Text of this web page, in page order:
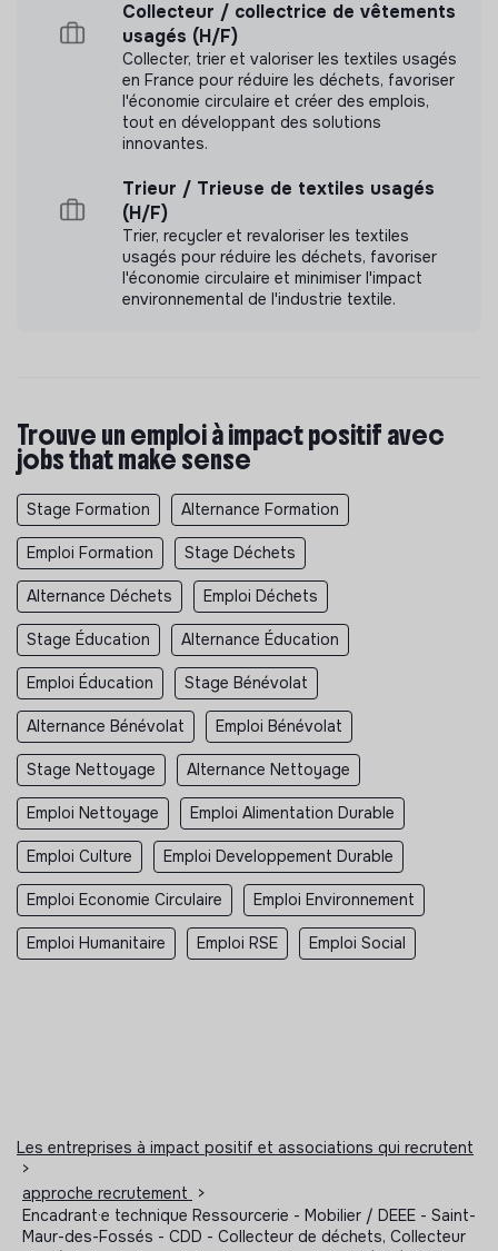
Collecteur / collectrice de vêtements
usagés (H/F)
Collecter, trier et valoriser les textiles usagés
en France pour réduire les déchets, favoriser
l'économie circulaire et créer des emplois,
tout en développant des solutions
innovantes.
Trieur / Trieuse de textiles usagés
(H/F)
Trier, recycler et revaloriser les textiles
usagés pour réduire les déchets, favoriser
l'économie circulaire et minimiser l'impact
environnemental de l'industrie textile.
Trouve un emploi à impact positif avec
jobs that make sense
Stage Formation Alternance Formation
Emploi Formation Stage Déchets
Alternance Déchets Emploi Déchets
Stage Éducation Alternance Éducation
Emploi Éducation Stage Bénévolat
Alternance Bénévolat Emploi Bénévolat
Stage Nettoyage Alternance Nettoyage
Emploi Nettoyage Emploi Alimentation Durable
Emploi Culture Emploi Developpement Durable
Emploi Economie Circulaire Emploi Environnement
Emploi Humanitaire Emploi RSE Emploi Social
Les entreprises à impact positif et associations qui recrutent
>
approche recrutement
>
Encadrant·e technique Ressourcerie - Mobilier / DEEE - Saint-
Maur-des-Fossés - CDD - Collecteur de déchets, Collecteur